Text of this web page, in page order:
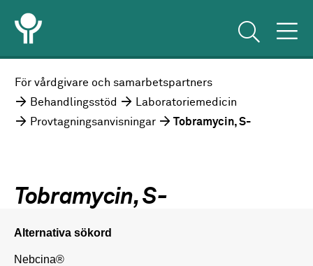
För vårdgivare och samarbetspartners
Behandlingsstöd
Laboratoriemedicin
Provtagningsanvisningar
Tobramycin, S-
Tobramycin, S-
Alternativa sökord
Nebcina®